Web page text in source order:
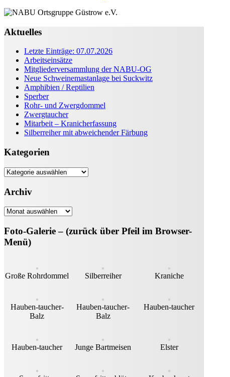
Aktuelles
Letzte Einträge: 07.07.2026
Arbeitseinsätze
Mitgliederversammlung der NABU-OG
Neue Schweinemastanlage bei Suckwitz
Amphibien / Reptilien
Sperber
Rohr- und Zwergdommel
Zwergtaucher
Mitarbeit – Kranicherfassung
Silberreiher mit abweichender Färbung
Kategorien
Kategorien
Archiv
Archiv
Foto-Galerie – (zurück über Pfeil im Browser-
Menü)
Große Rohrdommel Silberreiher Kraniche
Hauben-taucher-
Balz
Hauben-taucher-
Balz
Hauben-taucher
Hauben-taucher Junge Bartmeisen Elster